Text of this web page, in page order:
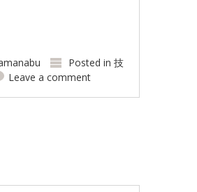
Posted in技
Leave a comment